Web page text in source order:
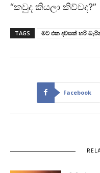
“කවුද කියලා කිව්වද?”
TAGS මට එක දවසක් හරි
Facebook